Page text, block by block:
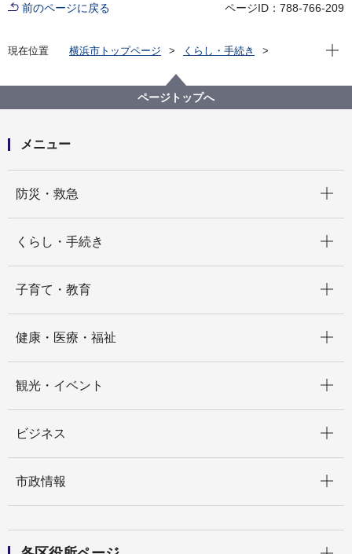
前のページに戻る ページID：788-766-209
現在位置 横浜市トップページ
くらし・手続き
地区計画・建築協定等
中区 C-080:馬車道地区
現在
ページトップへ
メニュー
防災・救急
くらし・手続き
子育て・教育
健康・医療・福祉
観光・イベント
ビジネス
市政情報